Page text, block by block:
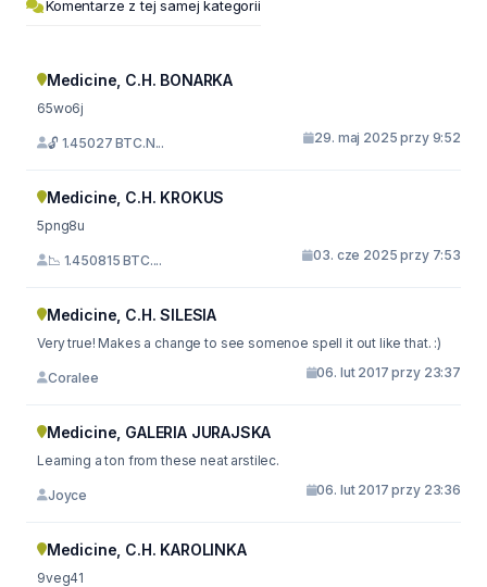
Komentarze z tej samej kategorii
Medicine, C.H. BONARKA
65wo6j
🔓 1.45027 BTC.N... 29. maj 2025 przy 9:52
Medicine, C.H. KROKUS
5png8u
📉 1.450815 BTC.... 03. cze 2025 przy 7:53
Medicine, C.H. SILESIA
Very true! Makes a change to see somenoe spell it out like that. :)
Coralee 06. lut 2017 przy 23:37
Medicine, GALERIA JURAJSKA
Learning a ton from these neat arstilec.
Joyce 06. lut 2017 przy 23:36
Medicine, C.H. KAROLINKA
9veg41